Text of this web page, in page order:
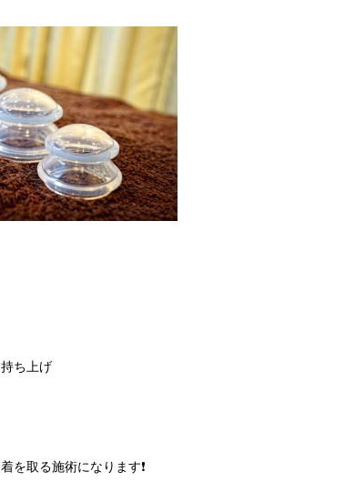
ち上げ
を取る施術になります❗️